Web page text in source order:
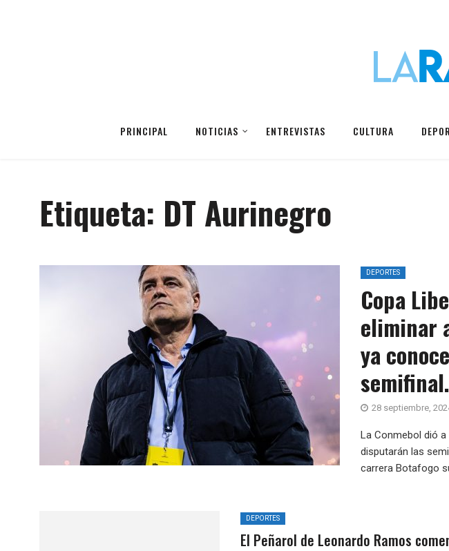
PRINCIPAL NOTICIAS ENTREVISTAS CULTURA
Etiqueta: DT Aurinegro
DEPORTES
Copa
eliminar
ya
semifinal.
28 septiembre,
La Conmebol dió
disputarán las
carrera Botafogo
DEPORTES
El Peñarol de Leonardo Ramos